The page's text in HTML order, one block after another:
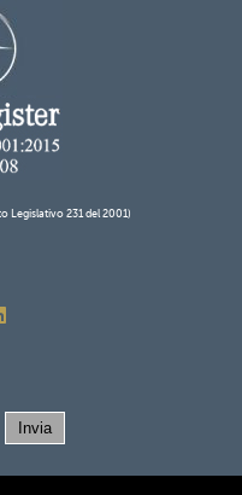
Legislativo 231 del 2001)